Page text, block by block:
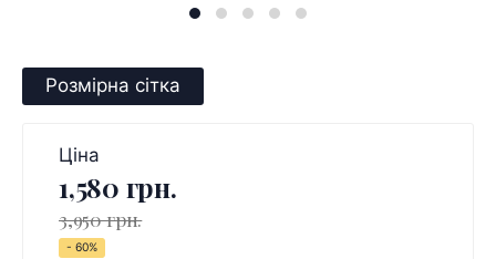
Розмірна сітка
Ціна
1,580 грн.
3,950 грн.
- 60%